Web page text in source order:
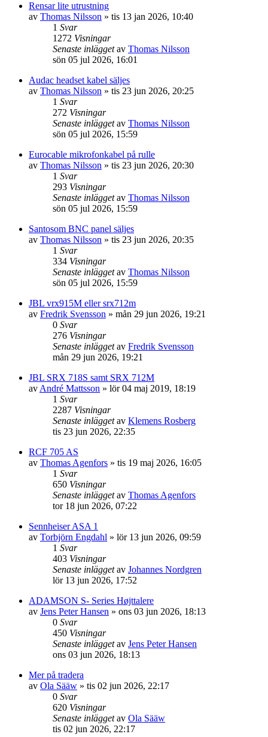
Rensar lite utrustning
av Thomas Nilsson » tis 13 jan 2026, 10:40
1 Svar
1272 Visningar
Senaste inläggetav Thomas Nilsson
sön 05 jul 2026, 16:01
Audac headset kabel säljes
av Thomas Nilsson » tis 23 jun 2026, 20:25
1 Svar
272 Visningar
Senaste inläggetav Thomas Nilsson
sön 05 jul 2026, 15:59
Eurocable mikrofonkabel på rulle
av Thomas Nilsson » tis 23 jun 2026, 20:30
1 Svar
293 Visningar
Senaste inläggetav Thomas Nilsson
sön 05 jul 2026, 15:59
Santosom BNC panel säljes
av Thomas Nilsson » tis 23 jun 2026, 20:35
1 Svar
334 Visningar
Senaste inläggetav Thomas Nilsson
sön 05 jul 2026, 15:59
JBL vrx915M eller srx712m
av Fredrik Svensson » mån 29 jun 2026, 19:21
0 Svar
276 Visningar
Senaste inläggetav Fredrik Svensson
mån 29 jun 2026, 19:21
JBL SRX 718S samt SRX 712M
avAndré Mattsson » lör 04 maj 2019, 18:19
1 Svar
2287 Visningar
Senaste inläggetav Klemens Rosberg
tis 23 jun 2026, 22:35
RCF 705 AS
av Thomas Agenfors » tis 19 maj 2026, 16:05
1 Svar
650 Visningar
Senaste inläggetav Thomas Agenfors
tor 18 jun 2026, 07:22
Sennheiser ASA 1
av Torbjörn Engdahl » lör 13 jun 2026, 09:59
1 Svar
403 Visningar
Senaste inläggetav Johannes Nordgren
lör 13 jun 2026, 17:52
ADAMSON S- Series Højttalere
av Jens Peter Hansen » ons 03 jun 2026, 18:13
0 Svar
450 Visningar
Senaste inläggetav Jens Peter Hansen
ons 03 jun 2026, 18:13
Mer på tradera
av Ola Sääw » tis 02 jun 2026, 22:17
0 Svar
620 Visningar
Senaste inläggetav Ola Sääw
tis 02 jun 2026, 22:17